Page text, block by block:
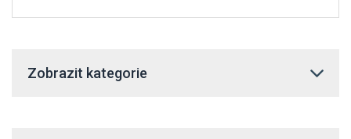
Zobrazit kategorie